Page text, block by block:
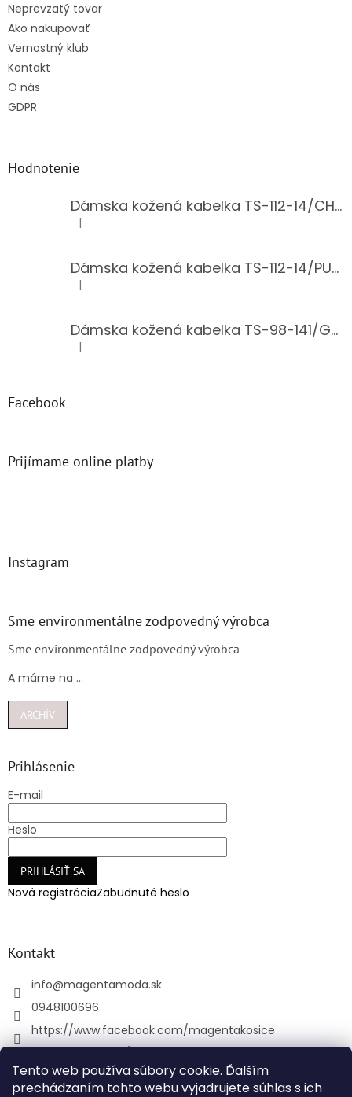
Tento web používa súbory cookie. Ďalším
prechádzaním tohto webu vyjadrujete súhlas s ich
Neprevzatý tovar
Ako nakupovať
Vernostný klub
Kontakt
O nás
GDPR
Hodnotenie
Dámska kožená kabelka TS-112-14/CHOCO
Hodnotenie produktu je 5 z 5 hviezdičiek.
|
Dámska kožená kabelka TS-112-14/PUDER
Hodnotenie produktu je 5 z 5 hviezdičiek.
|
Dámska kožená kabelka TS-98-141/GOLD
Hodnotenie produktu je 5 z 5 hviezdičiek.
|
Facebook
Prijímame online platby
Instagram
Sme environmentálne zodpovedný výrobca
Sme environmentálne zodpovedný výrobca
A máme na ...
ARCHÍV
Prihlásenie
E-mail
Heslo
PRIHLÁSIŤ SA
Nová registráciaZabudnuté heslo
Kontakt
info@magentamoda.sk
0948100696
https://www.facebook.com/magentakosice
+421948100696